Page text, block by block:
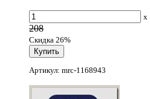
x
208
Скидка 26%
Артикул: mrc-1168943